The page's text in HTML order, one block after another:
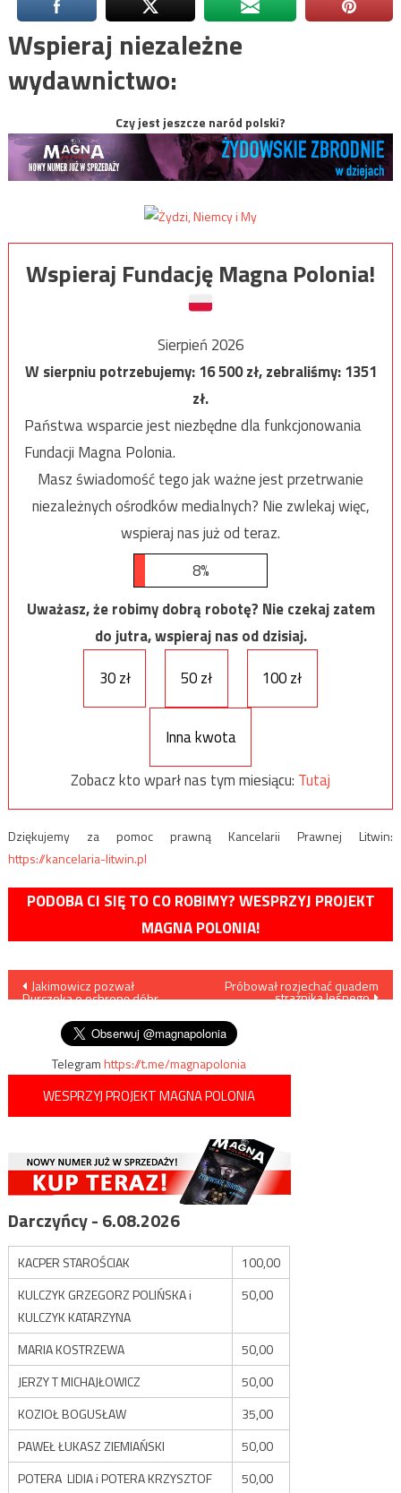
Wspieraj niezależne
wydawnictwo:
Czy jest jeszcze naród polski?
Wspieraj Fundację Magna Polonia!
Sierpień 2026
W sierpniu potrzebujemy:16 500zł, zebraliśmy:1351
zł.
Państwa wsparcie jest niezbędne dla funkcjonowania
Fundacji Magna Polonia.
Masz świadomość tego jak ważne jest przetrwanie
niezależnych ośrodków medialnych? Nie zwlekaj więc,
wspieraj nas już od teraz.
8%
Uważasz, że robimy dobrą robotę? Nie czekaj zatem
do jutra, wspieraj nas od dzisiaj.
30 zł
50 zł 100 zł
Inna kwota
Zobacz kto wparł nas tym miesiącu: Tutaj
Dziękujemy za pomoc prawną Kancelarii Prawnej Litwin:
https://kancelaria-litwin.pl
PODOBA CI SIĘ TO CO ROBIMY? WESPRZYJ PROJEKT
MAGNA POLONIA!
Nawigacja
wpisu
Jakimowicz pozwał
Durczoka o ochronę dóbr
Próbował rozjechać quadem
strażnika leśnego
Telegramhttps://t.me/magnapolonia
WESPRZYJ PROJEKT MAGNA POLONIA
Darczyńcy - 6.08.2026
KACPER STAROŚCIAK
100,00
KULCZYK GRZEGORZ POLIŃSKA i
KULCZYK KATARZYNA
50,00
MARIA KOSTRZEWA
50,00
JERZY T MICHAJŁOWICZ
50,00
KOZIOŁ BOGUSŁAW
35,00
PAWEŁ ŁUKASZ ZIEMIAŃSKI
50,00
POTERA LIDIA i POTERA KRZYSZTOF
50,00